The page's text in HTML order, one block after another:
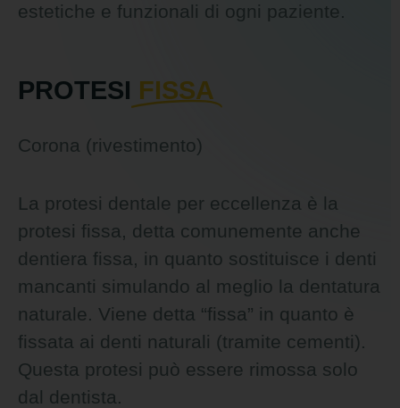
estetiche e funzionali di ogni paziente.
PROTESI FISSA
Corona (rivestimento)
La protesi dentale per eccellenza è la
protesi fissa, detta comunemente anche
dentiera fissa, in quanto sostituisce i denti
mancanti simulando al meglio la dentatura
naturale. Viene detta “fissa” in quanto è
fissata ai denti naturali (tramite cementi).
Questa protesi può essere rimossa solo
dal dentista.